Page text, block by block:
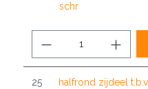
schr
25
halfrond zijdeel